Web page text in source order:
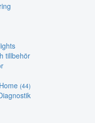
tillbehör
(44)